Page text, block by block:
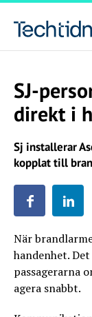
SJ-
direkt i
Sj installerar
kopplat till
När
handenhet.
passagerarna
agera snabbt.